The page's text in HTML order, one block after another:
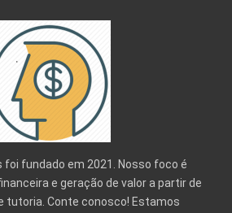
foi fundado em 2021. Nosso foco é
e geração de valor a partir de
tutoria. Conte conosco! Estamos